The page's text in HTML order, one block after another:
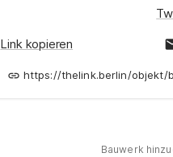
Link kopieren
https://thelink.berlin/objekt/
Bauwerk